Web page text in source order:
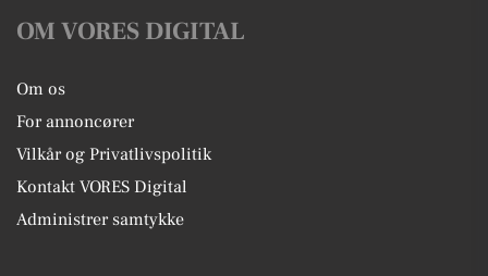
OM VORES DIGITAL
Om os
For annoncører
Vilkår og Privatlivspolitik
Kontakt VORES Digital
Administrer samtykke